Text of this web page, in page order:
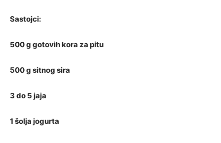
Sastojci:
500 g gotovih kora za pitu
500 g sitnog sira
3 do 5 jaja
1 šolja jogurta